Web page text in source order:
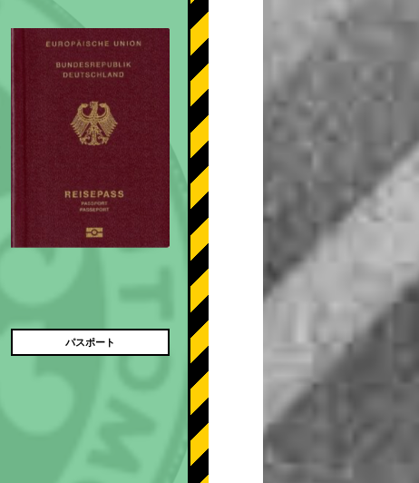
パスポート